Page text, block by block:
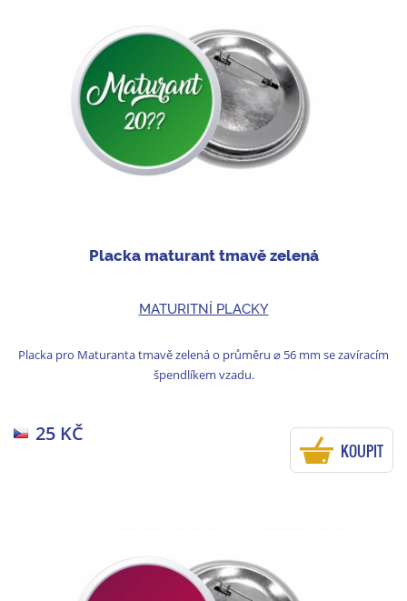
Placka maturant tmavě zelená
MATURITNÍ PLACKY
Placka pro Maturanta tmavě zelená o průměru ⌀ 56 mm se zavíracím
špendlíkem vzadu.
25 KČ
KOUPIT